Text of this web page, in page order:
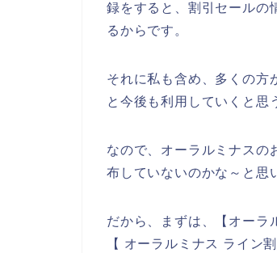
録をすると、割引セールの
るからです。
それに私も含め、多くの
と今後も利用していくと思
なので、オーラルミナスの
布していないのかな～と思
だから、まずは、【オーラ
【 オーラルミナス ライン